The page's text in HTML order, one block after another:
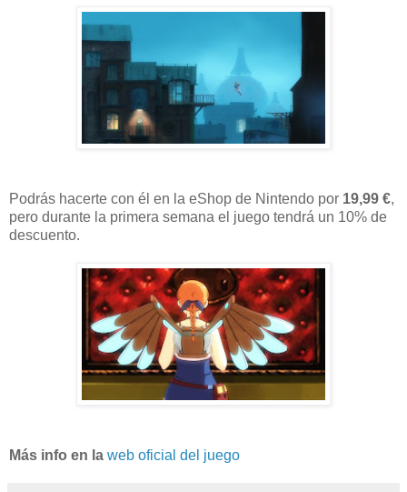
Podrás hacerte con él en la eShop de Nintendo por 19,99 €,
pero durante la primera semana el juego tendrá un 10% de
descuento.
Más info en la web oficial del juego